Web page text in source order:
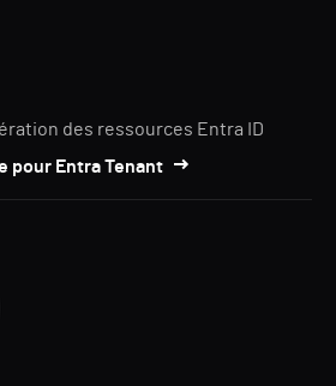
des ressources Entra ID
pour Entra Tenant